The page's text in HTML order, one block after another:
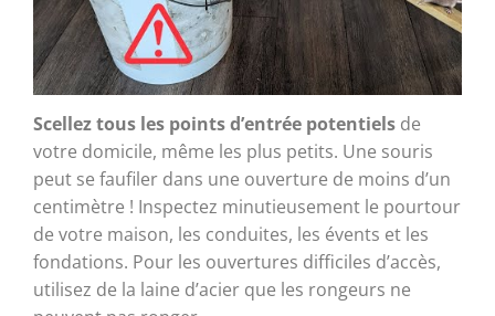
Scellez tous les points d’entrée potentiels de
votre domicile, même les plus petits. Une souris
peut se faufiler dans une ouverture de moins d’un
centimètre ! Inspectez minutieusement le pourtour
de votre maison, les conduites, les évents et les
fondations. Pour les ouvertures difficiles d’accès,
utilisez de la laine d’acier que les rongeurs ne